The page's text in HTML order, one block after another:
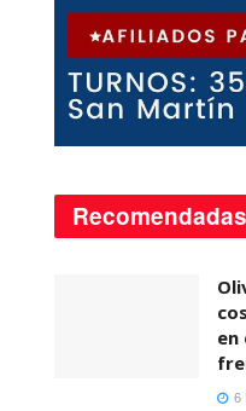
Recomendadas
en
6